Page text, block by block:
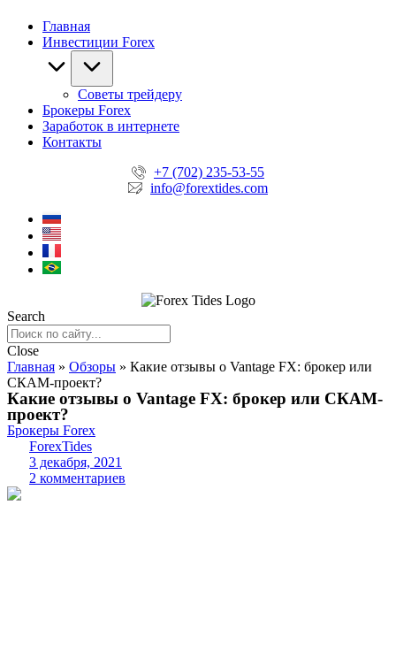
Главная
Инвестиции Forex
Советы трейдеру
Брокеры Forex
Заработок в интернете
Контакты
+7 (702) 235-53-55
info@forextides.com
Search
Close
Главная » Обзоры » Какие отзывы о Vantage FX: брокер или
СКАМ-проект?
Какие отзывы о Vantage FX: брокер или СКАМ-
проект?
Брокеры Forex
ForexTides
3 декабря, 2021
2 комментариев